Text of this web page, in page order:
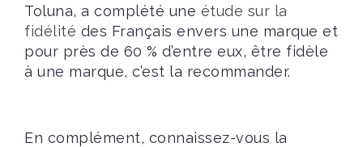
Toluna, a complété une étude sur la
fidélité des Français envers une marque et
pour près de 60 % d’entre eux, être fidèle
à une marque, c’est la recommander.
En complément, connaissez-vous la